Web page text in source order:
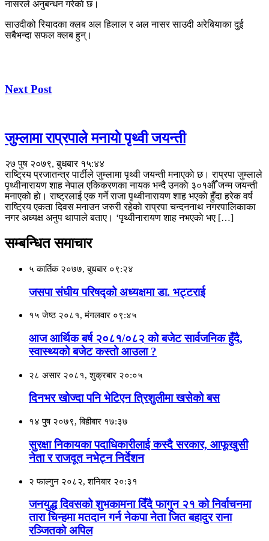
नासरले अनुबन्धन गरेकाे छ।
साउदीको रियादका क्लब अल हिलाल र अल नासर साउदी अरेबियाका दुई
सबैभन्दा सफल क्लब हुन्।
Next Post
जुम्लामा राप्रपाले मनायाे पृथ्वी जयन्ती
२७ पुष २०७९, बुधबार १५:४४
राष्ट्रिय प्रजातन्त्र पार्टीले जुम्लामा पृथ्वी जयन्ती मनाएकाे छ। राप्रपा जुम्लाले
पृथ्वीनारायण शाह नेपाल एकिकरणका नायक भन्दै उनकाे ३०१औँ जन्म जयन्ती
मनाएकाे हाे। राष्ट्रलाई एक गर्ने राजा पृथ्वीनारायण शाह भएकाे हुँदा हरेक वर्ष
राष्ट्रिय एकता दिवस मनाउन जरुरी रहेकाे राप्रपा चन्दननाथ नगरपालिकाका
नगर अध्यक्ष अनुप थापाले बताए। ‘पृथ्वीनारायण शाह नभएकाे भए […]
सम्बन्धित समाचार
५ कार्तिक २०७७, बुधबार ०९:२४
जसपा संघीय परिषद्को अध्यक्षमा डा. भट्टराई
१५ जेष्ठ २०८१, मंगलवार ०९:४५
आज आर्थिक बर्ष २०८१/०८२ को बजेट सार्वजनिक हुँदै,
स्वास्थ्यको बजेट कस्तो आउला ?
२८ असार २०८१, शुक्रबार २०:०५
दिनभर खोज्दा पनि भेटिएन त्रिशुलीमा खसेको बस
१४ पुष २०७९, बिहीबार १७:३७
सुरक्षा निकायका पदाधिकारीलाई कस्दै सरकार, आफूखुसी
नेता र राजदूत नभेट्न निर्देशन
२ फाल्गुन २०८२, शनिबार २०:३१
जनयुद्ध दिवसको शुभकामना दिँदै फागुन २१ को निर्वाचनमा
तारा चिन्हमा मतदान गर्न नेकपा नेता जित बहादुर राना
रञ्जितको अपिल